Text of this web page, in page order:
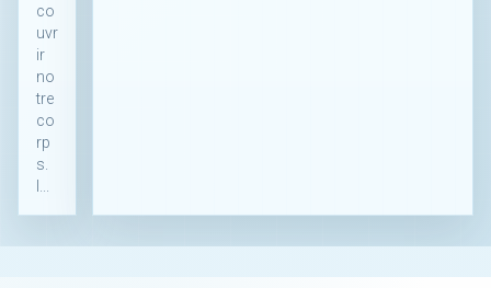
co
uvr
ir
no
tre
co
rp
s.